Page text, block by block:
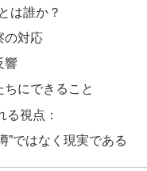
は誰か？
の対応
響
にできること
る視点：
”ではなく現実である